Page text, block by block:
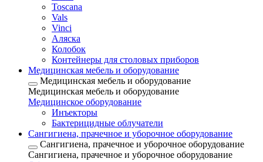
Toscana
Vals
Vinci
Аляска
Колобок
Контейнеры для столовых приборов
Медицинская мебель и оборудование
Медицинская мебель и оборудование
Медицинская мебель и оборудование
Медицинское оборудование
Инъекторы
Бактерицидные облучатели
Сангигиена, прачечное и уборочное оборудование
Сангигиена, прачечное и уборочное оборудование
Сангигиена, прачечное и уборочное оборудование